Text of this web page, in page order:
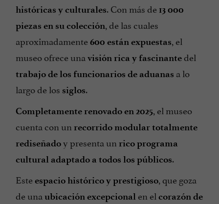
históricas y culturales. Con más de 13 000
piezas en su colección, de las cuales
aproximadamente600 están expuestas, el
museo ofrece una visión rica y fascinantedel
trabajo de los funcionarios de aduanas a lo
largo de los siglos.
Completamente renovado en 2025, el museo
cuenta con un recorrido modular totalmente
rediseñadoy presenta un rico programa
cultural adaptado a todos los públicos.
Esteespacio histórico y prestigioso, que goza
de una ubicación excepcional en el corazón de